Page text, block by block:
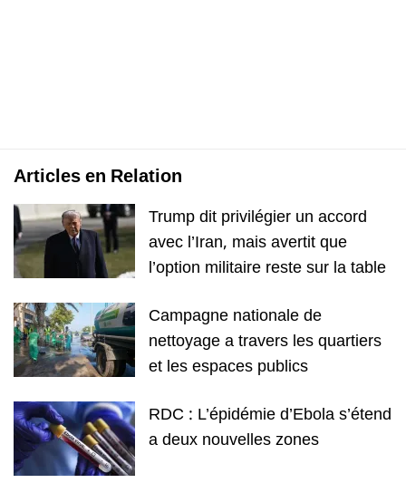
Articles en Relation
Trump dit privilégier un accord
avec l’Iran, mais avertit que
l’option militaire reste sur la table
Campagne nationale de
nettoyage a travers les quartiers
et les espaces publics
RDC : L’épidémie d’Ebola s’étend
a deux nouvelles zones